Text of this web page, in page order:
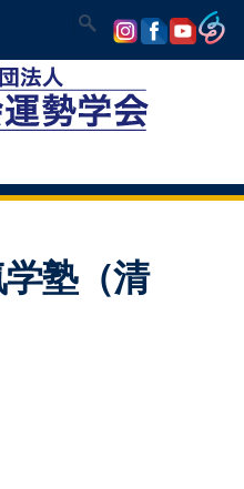
学塾（清